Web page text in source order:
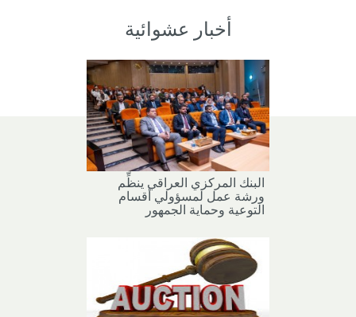
أخبار عشوائية
البنك المركزي العراقي ينظِّم
ورشة عمل لمسؤولي أقسام
التوعية وحماية الجمهور